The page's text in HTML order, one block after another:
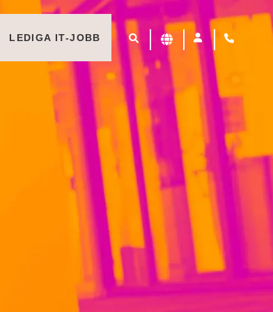
LEDIGA IT-JOBB